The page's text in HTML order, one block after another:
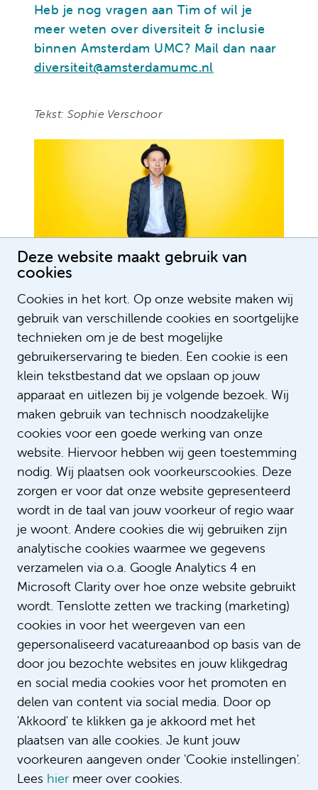
Deze website maakt gebruik van
cookies
Cookies in het kort. Op onze website maken wij
gebruik van verschillende cookies en soortgelijke
technieken om je de best mogelijke
gebruikerservaring te bieden. Een cookie is een
klein tekstbestand dat we opslaan op jouw
apparaat en uitlezen bij je volgende bezoek. Wij
maken gebruik van technisch noodzakelijke
cookies voor een goede werking van onze
website. Hiervoor hebben wij geen toestemming
nodig. Wij plaatsen ook voorkeurscookies. Deze
zorgen er voor dat onze website gepresenteerd
wordt in de taal van jouw voorkeur of regio waar
je woont. Andere cookies die wij gebruiken zijn
analytische cookies waarmee we gegevens
verzamelen via o.a. Google Analytics 4 en
Microsoft Clarity over hoe onze website gebruikt
wordt. Tenslotte zetten we tracking (marketing)
cookies in voor het weergeven van een
gepersonaliseerd vacatureaanbod op basis van de
door jou bezochte websites en jouw klikgedrag
en social media cookies voor het promoten en
delen van content via social media. Door op
'Akkoord' te klikken ga je akkoord met het
plaatsen van alle cookies. Je kunt jouw
voorkeuren aangeven onder 'Cookie instellingen'.
Lees hier meer over cookies.
Heb je nog vragen aan Tim of wil je
meer weten over diversiteit & inclusie
binnen Amsterdam UMC? Mail dan naar
diversiteit@amsterdamumc.nl
Tekst: Sophie Verschoor
Lees meer verhalen
Rolmodel Jason van Genderen